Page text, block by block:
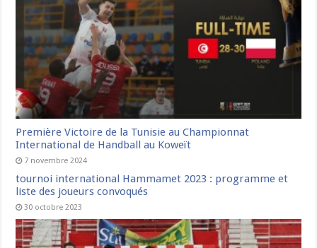
Première Victoire de la Tunisie au Championnat
International de Handball au Koweït
7 novembre 2024
tournoi international Hammamet 2023 : programme et
liste des joueurs convoqués
30 octobre 2023